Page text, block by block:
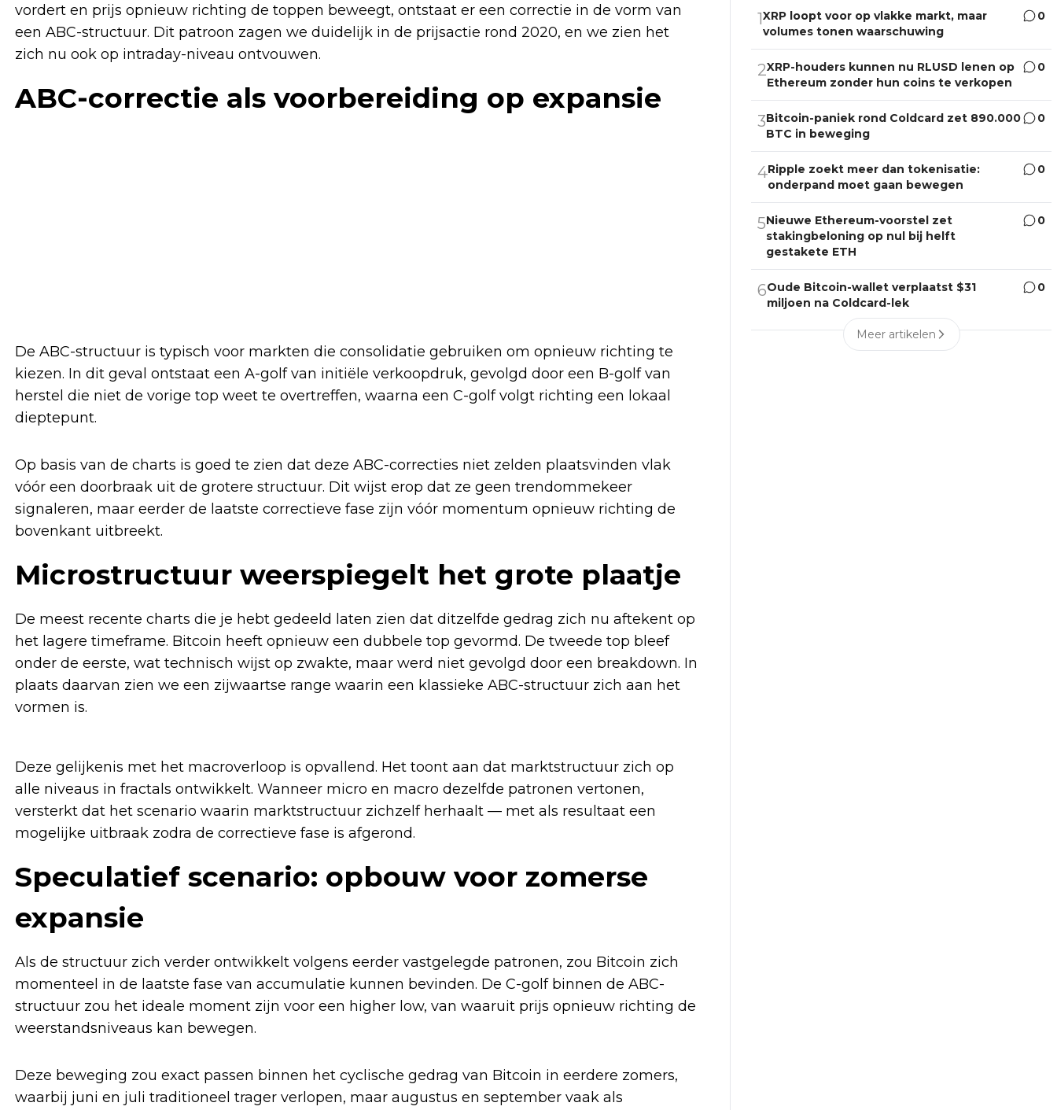
vordert en prijs opnieuw richting de toppen beweegt, ontstaat er een correctie in de vorm van
een ABC-structuur. Dit patroon zagen we duidelijk in de prijsactie rond 2020, en we zien het
zich nu ook op intraday-niveau ontvouwen.
ABC-correctie als voorbereiding op expansie
De ABC-structuur is typisch voor markten die consolidatie gebruiken om opnieuw richting te
kiezen. In dit geval ontstaat een A-golf van initiële verkoopdruk, gevolgd door een B-golf van
herstel die niet de vorige top weet te overtreffen, waarna een C-golf volgt richting een lokaal
dieptepunt.
Op basis van de charts is goed te zien dat deze ABC-correcties niet zelden plaatsvinden vlak
vóór een doorbraak uit de grotere structuur. Dit wijst erop dat ze geen trendommekeer
signaleren, maar eerder de laatste correctieve fase zijn vóór momentum opnieuw richting de
bovenkant uitbreekt.
Microstructuur weerspiegelt het grote plaatje
De meest recente charts die je hebt gedeeld laten zien dat ditzelfde gedrag zich nu aftekent op
het lagere timeframe. Bitcoin heeft opnieuw een dubbele top gevormd. De tweede top bleef
onder de eerste, wat technisch wijst op zwakte, maar werd niet gevolgd door een breakdown. In
plaats daarvan zien we een zijwaartse range waarin een klassieke ABC-structuur zich aan het
vormen is.
Deze gelijkenis met het macroverloop is opvallend. Het toont aan dat marktstructuur zich op
alle niveaus in fractals ontwikkelt. Wanneer micro en macro dezelfde patronen vertonen,
versterkt dat het scenario waarin marktstructuur zichzelf herhaalt — met als resultaat een
mogelijke uitbraak zodra de correctieve fase is afgerond.
Speculatief scenario: opbouw voor zomerse
expansie
Als de structuur zich verder ontwikkelt volgens eerder vastgelegde patronen, zou Bitcoin zich
momenteel in de laatste fase van accumulatie kunnen bevinden. De C-golf binnen de ABC-
structuur zou het ideale moment zijn voor een higher low, van waaruit prijs opnieuw richting de
weerstandsniveaus kan bewegen.
Deze beweging zou exact passen binnen het cyclische gedrag van Bitcoin in eerdere zomers,
waarbij juni en juli traditioneel trager verlopen, maar augustus en september vaak als
1XRP loopt voor op vlakke markt, maar
volumes tonen waarschuwing
0
2XRP-houders kunnen nu RLUSD lenen op
Ethereum zonder hun coins te verkopen
0
3Bitcoin-paniek rond Coldcard zet 890.000
BTC in beweging
0
4Ripple zoekt meer dan tokenisatie:
onderpand moet gaan bewegen
0
5Nieuwe Ethereum-voorstel zet
stakingbeloning op nul bij helft
gestakete ETH
0
6Oude Bitcoin-wallet verplaatst $31
miljoen na Coldcard-lek
0
Meer artikelen